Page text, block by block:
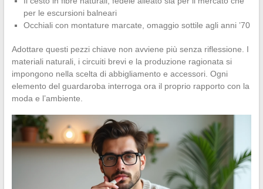
per le escursioni balneari
Occhiali con montature marcate, omaggio sottile agli anni ’70
Adottare questi pezzi chiave non avviene più senza riflessione. I
materiali naturali, i circuiti brevi e la produzione ragionata si
impongono nella scelta di abbigliamento e accessori. Ogni
elemento del guardaroba interroga ora il proprio rapporto con la
moda e l’ambiente.